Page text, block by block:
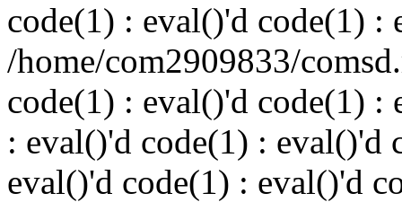
code(1) : eval()'d code(1) :
/home/com2909833/
code(1) : eval()'d code(1) :
: eval()'d code(1) : eval()'d
eval()'d code(1) : eval()'d